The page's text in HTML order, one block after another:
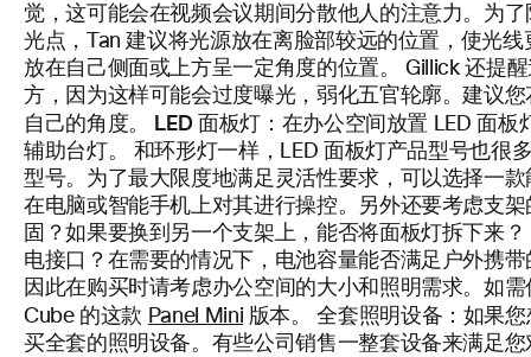
觉，这可能会在视频会议期间分散他人的注意力。为
光点，Tan 建议将光源放在离脸部较远的位置，使光
放在自己侧面或上方呈一定角度的位置。 Gillick 还提
方，因为这样可能会过度曝光，弱化五官轮廓。建议
自己的角度。 LED 面板灯： 在办公空间放置 LED 面板
辅助台灯。 和环形灯一样，LED 面板灯产品型号也很
型号。为了最大限度地满足灵活性要求，可以选择一
在电脑或智能手机上对其进行操控。另外还要考虑支
固？如果要换到另一个支架上，能否将面板灯拆下来
电接口？在需要的情况下，电池容量能否满足户外携
因此在购买时请考虑办公空间的大小和照明需求。如
Cube 的这款 Panel Mini 版本。全套照明设备： 如果您
买全套的照明设备。有些公司销售一整套设备来满足